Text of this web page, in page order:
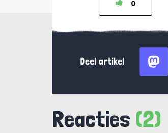
0
Deel artikel
Reacties (2)